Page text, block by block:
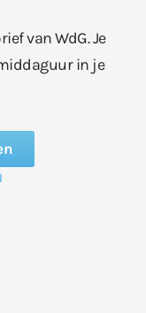
van WdG. Je
in je